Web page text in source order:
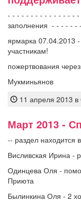
- - - - - - - - - - - - - - - -
заполнения - - - - - -
ярмарка 07.04.2013
участникам!
пожертвования
Мукминьянов
11 апреля 2013 в
Март 2013 -
-- раздел находится
Висливская Ирина -
Одинцева Оля -
Приюта
Былинкина Оля - 2